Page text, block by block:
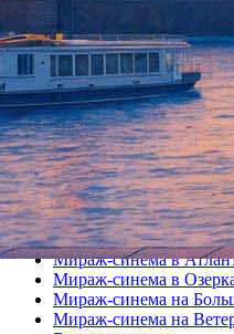
Ариэтти из
15 сентября 2011, четверг-
Версия для печати
Все кино
Мираж-синема в
Мираж-синема в
Мираж-синема на
Мираж-синема на